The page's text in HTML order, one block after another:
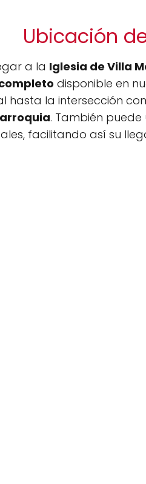
Ubicación
a la Iglesia de Villa
disponible en
hasta la intersección
. También
facilitando así su